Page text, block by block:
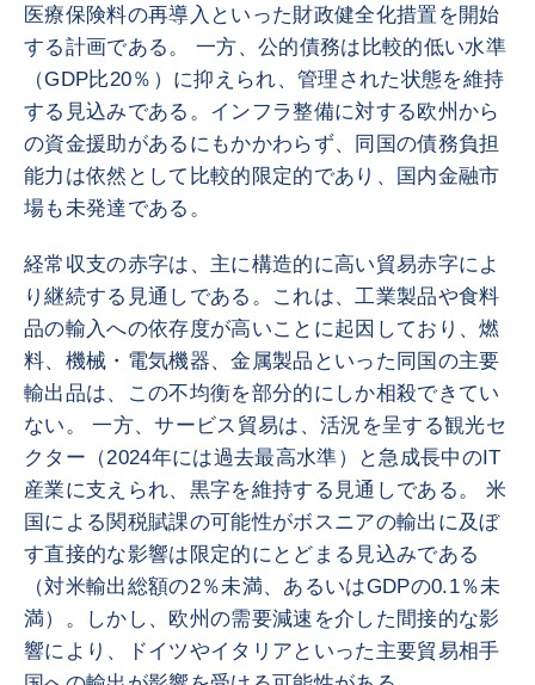
医療保険料の再導入といった財政健全化措置を開始
する計画である。 一方、公的債務は比較的低い水準
（GDP比20％）に抑えられ、管理された状態を維持
する見込みである。インフラ整備に対する欧州から
の資金援助があるにもかかわらず、同国の債務負担
能力は依然として比較的限定的であり、国内金融市
場も未発達である。
経常収支の赤字は、主に構造的に高い貿易赤字によ
り継続する見通しである。これは、工業製品や食料
品の輸入への依存度が高いことに起因しており、燃
料、機械・電気機器、金属製品といった同国の主要
輸出品は、この不均衡を部分的にしか相殺できてい
ない。 一方、サービス貿易は、活況を呈する観光セ
クター（2024年には過去最高水準）と急成長中のIT
産業に支えられ、黒字を維持する見通しである。 米
国による関税賦課の可能性がボスニアの輸出に及ぼ
す直接的な影響は限定的にとどまる見込みである
（対米輸出総額の2％未満、あるいはGDPの0.1％未
満）。しかし、欧州の需要減速を介した間接的な影
響により、ドイツやイタリアといった主要貿易相手